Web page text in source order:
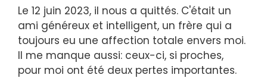
Le 12 juin 2023, il nous a quittés. C'était un
ami généreux et intelligent, un frère qui a
toujours eu une affection totale envers moi.
Il me manque aussi: ceux-ci, si proches,
pour moi ont été deux pertes importantes.